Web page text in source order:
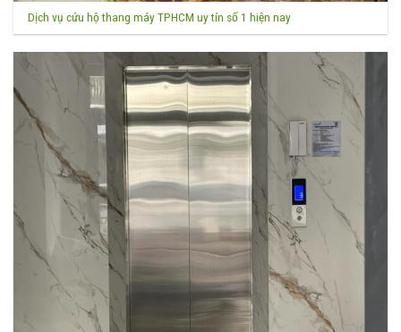
Dịch vụ cứu hộ thang máy TPHCM uy tín số 1 hiện nay